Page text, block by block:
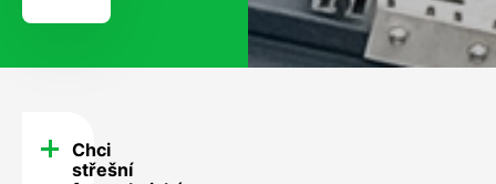
FAQChci
střešní